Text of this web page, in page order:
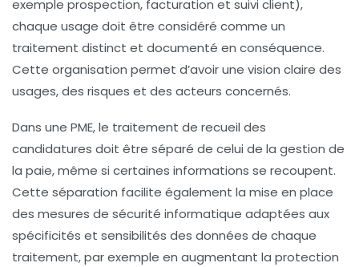
exemple prospection, facturation et suivi client),
chaque usage doit être considéré comme un
traitement distinct et documenté en conséquence.
Cette organisation permet d’avoir une vision claire des
usages, des risques et des acteurs concernés.
Dans une PME, le traitement de recueil des
candidatures doit être séparé de celui de la gestion de
la paie, même si certaines informations se recoupent.
Cette séparation facilite également la mise en place
des mesures de sécurité informatique adaptées aux
spécificités et sensibilités des données de chaque
traitement, par exemple en augmentant la protection